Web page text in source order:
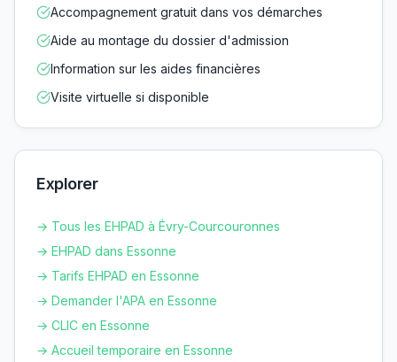
Accompagnement gratuit dans vos démarches
Aide au montage du dossier d'admission
Information sur les aides financières
Visite virtuelle si disponible
Explorer
→ Tous les EHPAD à Évry-Courcouronnes
→ EHPAD dans Essonne
→ Tarifs EHPAD en Essonne
→ Demander l'APA en Essonne
→ CLIC en Essonne
→ Accueil temporaire en Essonne